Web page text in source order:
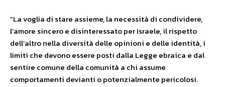
“La voglia di stare assieme, la necessità di condividere,
l’amore sincero e disinteressato per Israele, il rispetto
dell’altro nella diversità delle opinioni e delle identità, i
limiti che devono essere posti dalla Legge ebraica e dal
sentire comune della comunità a chi assume
comportamenti devianti o potenzialmente pericolosi.